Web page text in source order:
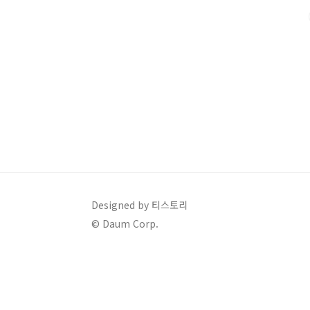
복합 기준 13~15km/L 수준이 예상됩니다.(※ 공식 발
Designed by 티스토리
© Daum Corp.